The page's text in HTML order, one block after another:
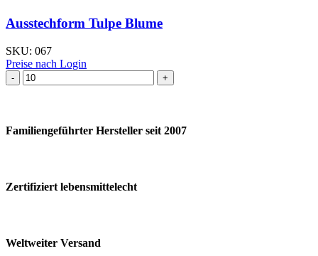
Ausstechform Tulpe Blume
SKU: 067
Preise nach Login
Ausstechform Tulpe
Blume
Familiengeführter Hersteller seit 2007
Zertifiziert lebensmittelecht
Weltweiter Versand